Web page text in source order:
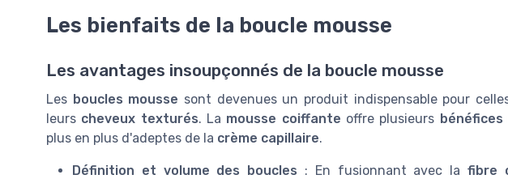
Les bienfaits de la boucle mousse
Les avantages insoupçonnés de la boucle mousse
Les boucles mousse sont devenues un produit indispensable pour
leurs cheveux texturés. La mousse coiffante offre plusieurs bénéfices
plus en plus d'adeptes de la crème capillaire.
Définition et volume des boucles : En fusionnant avec la fibre